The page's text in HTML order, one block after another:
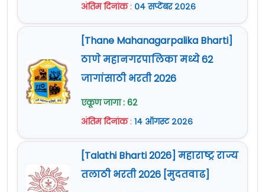
अंतिम दिनांक: ०४ सप्टेंबर २०२६
[Thane Mahanagarpalika Bharti]
ठाणे महानगरपालिका मध्ये 62
जागांसाठी भरती 2026
एकूण जागा : 62
अंतिम दिनांक: १४ ऑगस्ट २०२६
[Talathi Bharti 2026] महाराष्ट्र राज्य
तलाठी भरती 2026 [मुदतवाढ]